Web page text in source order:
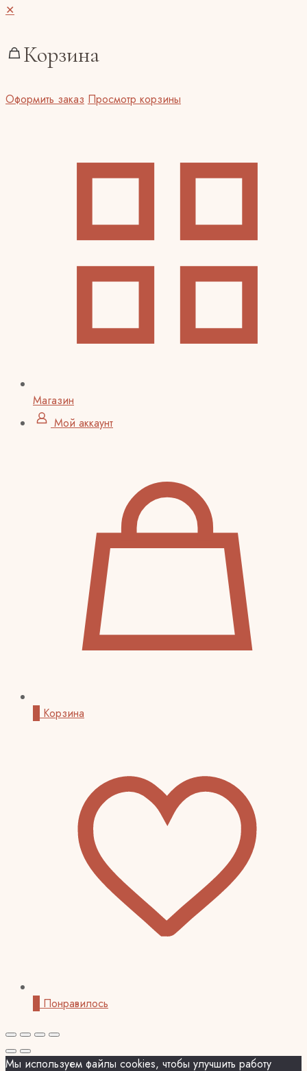
✕
Корзина
Оформить заказ Просмотр корзины
Магазин
Мой аккаунт
Корзина
Понравилось
Мы используем файлы cookies, чтобы улучшить работу